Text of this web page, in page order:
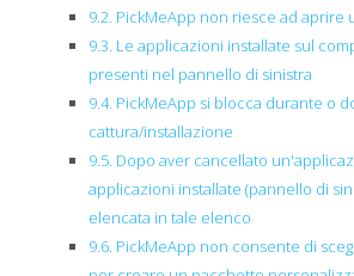
9.2. PickMeApp non riesce ad aprire
9.3. Le applicazioni installate sul
presenti nel pannello di sinistra
9.4. PickMeApp si blocca durante o
cattura/installazione
9.5. Dopo aver cancellato
applicazioni installate (pannello di
elencata in tale elenco
9.6. PickMeApp non consente di